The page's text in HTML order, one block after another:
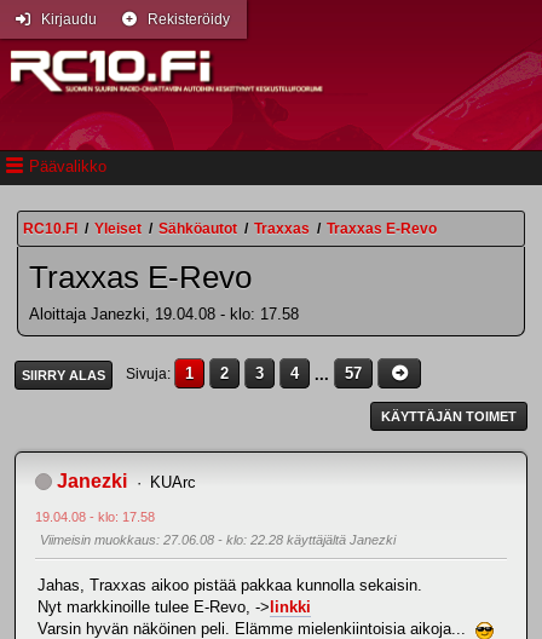
Päävalikko
Kirjaudu Rekisteröidy
RC10.FI / Yleiset / Sähköautot / Traxxas / Traxxas E-Revo
Traxxas E-Revo
Aloittaja Janezki, 19.04.08 - klo: 17.58
SIIRRY ALAS Sivuja 1 2 3 4 ... 57
KÄYTTÄJÄN TOIMET
Janezki KUArc
19.04.08 - klo: 17.58
Viimeisin muokkaus: 27.06.08 - klo: 22.28 käyttäjältä Janezki
Jahas, Traxxas aikoo pistää pakkaa kunnolla sekaisin.
Nyt markkinoille tulee E-Revo, -> linkki
Varsin hyvän näköinen peli. Elämme mielenkiintoisia aikoja...